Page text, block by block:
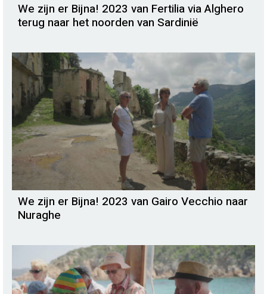
We zijn er Bijna! 2023 van Fertilia via Alghero
terug naar het noorden van Sardinië
We zijn er Bijna! 2023 van Gairo Vecchio naar
Nuraghe